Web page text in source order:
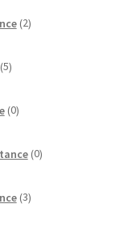
2izdelka
5izdelkov
0izdelkov
0izdelkov
3izdelki